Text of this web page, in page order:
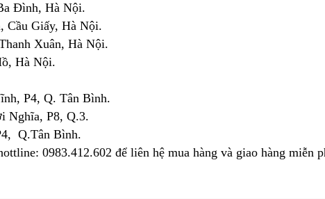
Đình, Hà Nội.
Cầu Giấy, Hà Nội.
Xuân, Hà Nội.
Hà Nội.
P4, Q. Tân Bình.
Nghĩa, P8, Q.3.
Q.Tân Bình.
0983.412.602 để liên hệ mua hàng và giao hàng miễn